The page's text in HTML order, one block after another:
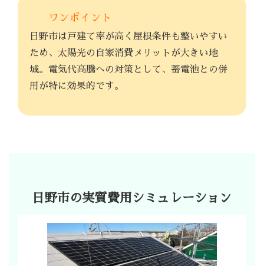
ワンポイント
日野市は戸建て率が高く屋根条件も整いやすい
ため、太陽光の自家消費メリットが大きい地
域。電気代高騰への対策として、蓄電池との併
用が特に効果的です。
日野市の実質費用シミュレーション